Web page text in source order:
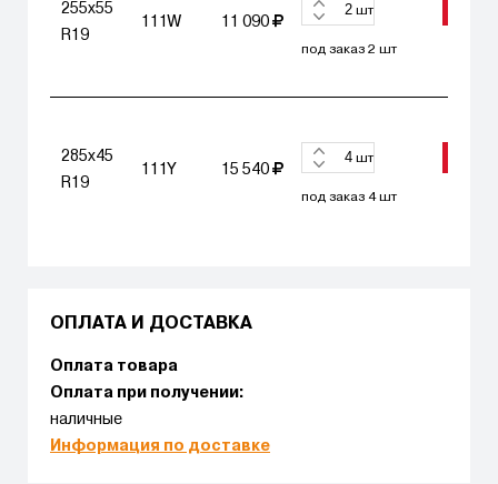
255x55
R19
111W 11 090
шт
под заказ 2 шт
285x45
R19
111Y 15 540
шт
под заказ 4 шт
ОПЛАТА И ДОСТАВКА
Оплата товара
Оплата при получении:
наличные
Информация по доставке